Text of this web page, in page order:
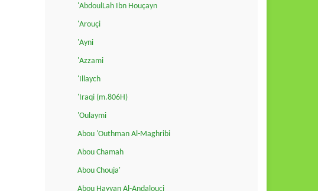
'AbdoulLah Ibn Houçayn
'Arouçi
'Ayni
'Azzami
'Illaych
'Iraqi (m.806H)
'Oulaymi
Abou 'Outhman Al-Maghribi
Abou Chamah
Abou Chouja'
Abou Hayyan Al-Andalouçi